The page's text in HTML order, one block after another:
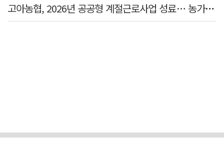
고아농협, 2026년 공공형 계절근로사업 성료… 농가 일손 부족 해소 '효자'